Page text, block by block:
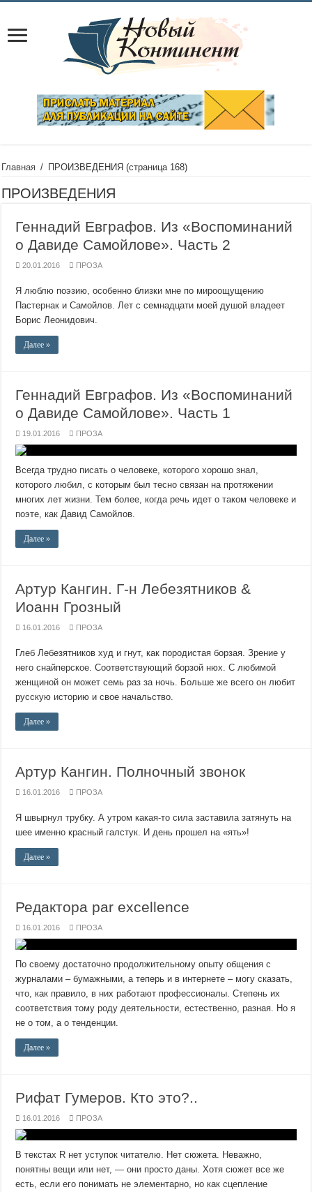
Главная / ПРОИЗВЕДЕНИЯ (страница 168)
ПРОИЗВЕДЕНИЯ
Геннадий Евграфов. Из «Воспоминаний
о Давиде Самойлове». Часть 2
20.01.2016 ПРОЗА
Я люблю поэзию, особенно близки мне по мироощущению
Пастернак и Самойлов. Лет с семнадцати моей душой владеет
Борис Леонидович.
Далее »
Геннадий Евграфов. Из «Воспоминаний
о Давиде Самойлове». Часть 1
19.01.2016 ПРОЗА
Всегда трудно писать о человеке, которого хорошо знал,
которого любил, с которым был тесно связан на протяжении
многих лет жизни. Тем более, когда речь идет о таком человеке и
поэте, как Давид Самойлов.
Далее »
Артур Кангин. Г-н Лебезятников &
Иоанн Грозный
16.01.2016 ПРОЗА
Глеб Лебезятников худ и гнут, как породистая борзая. Зрение у
него снайперское. Соответствующий борзой нюх. С любимой
женщиной он может семь раз за ночь. Больше же всего он любит
русскую историю и свое начальство.
Далее »
Артур Кангин. Полночный звонок
16.01.2016 ПРОЗА
Я швырнул трубку. А утром какая-то сила заставила затянуть на
шее именно красный галстук. И день прошел на «ять»!
Далее »
Редактора par excellence
16.01.2016 ПРОЗА
По своему достаточно продолжительному опыту общения с
журналами – бумажными, а теперь и в интернете – могу сказать,
что, как правило, в них работают профессионалы. Степень их
соответствия тому роду деятельности, естественно, разная. Но я
не о том, а о тенденции.
Далее »
Рифат Гумеров. Кто это?..
16.01.2016 ПРОЗА
В текстах R нет уступок читателю. Нет сюжета. Неважно,
понятны вещи или нет, — они просто даны. Хотя сюжет все же
есть, если его понимать не элементарно, но как сцепление